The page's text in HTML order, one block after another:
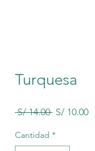
Turquesa
S/ 14.00 Precio
S/ 10.00
Cantidad *